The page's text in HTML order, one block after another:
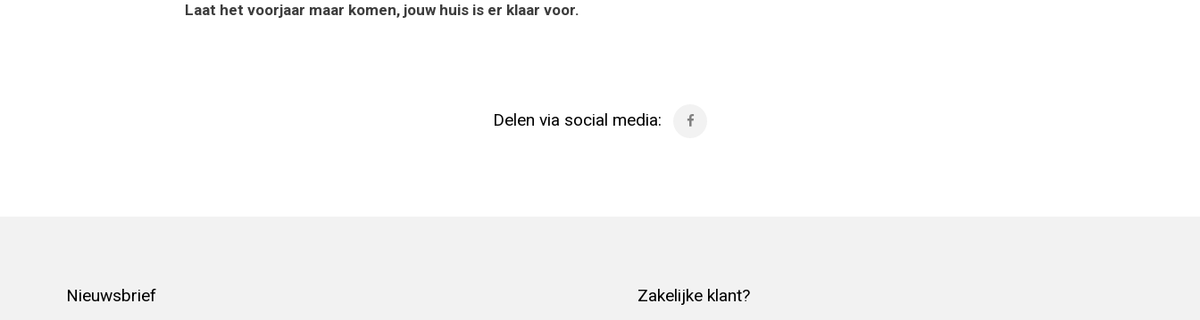
Laat het voorjaar maar komen, jouw huis is er klaar voor.
Delen via social media:
Nieuwsbrief Zakelijke klant?